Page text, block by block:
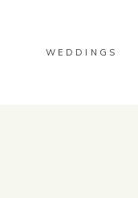
WEDDINGS